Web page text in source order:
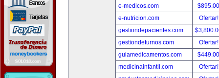
e-medicos.com
e-nutricion.com
gestiondepacientes.com
gestiondeturnos.com
guiamedicamentos.com
medicinainfantil.com